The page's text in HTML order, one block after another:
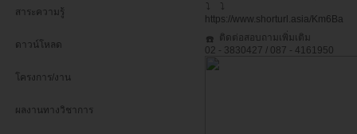
สาระความรู้
ดาวน์โหลด
โครงการ/งาน
ผลงานทางวิชาการ
https://www.shorturl.asia/Km6Ba
ติดต่อสอบถามเพิ่มเติม
02 - 3830427 / 087 - 4161950